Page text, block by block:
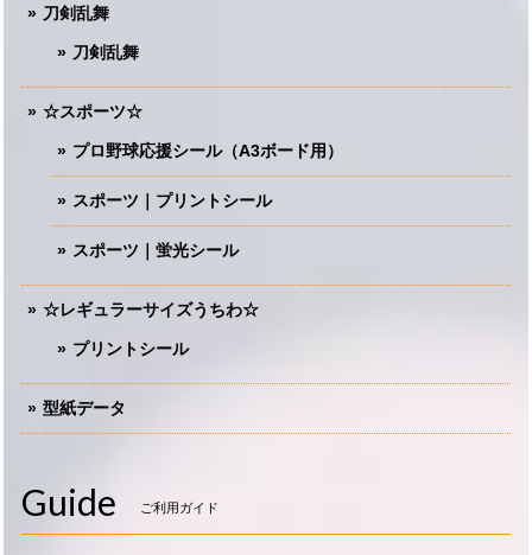
刀剣乱舞
刀剣乱舞
☆スポーツ☆
プロ野球応援シール（A3ボード用）
スポーツ｜プリントシール
スポーツ｜蛍光シール
☆レギュラーサイズうちわ☆
プリントシール
型紙データ
Guide ご利用ガイド